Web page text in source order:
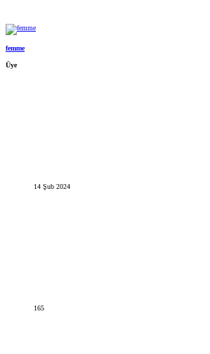
femme
Üye
14 Şub 2024
165